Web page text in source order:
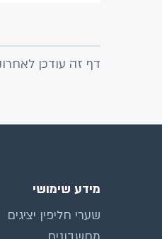
דף זה עודכן לאחרונה
מידע שימושי
שערי חליפין יציגים